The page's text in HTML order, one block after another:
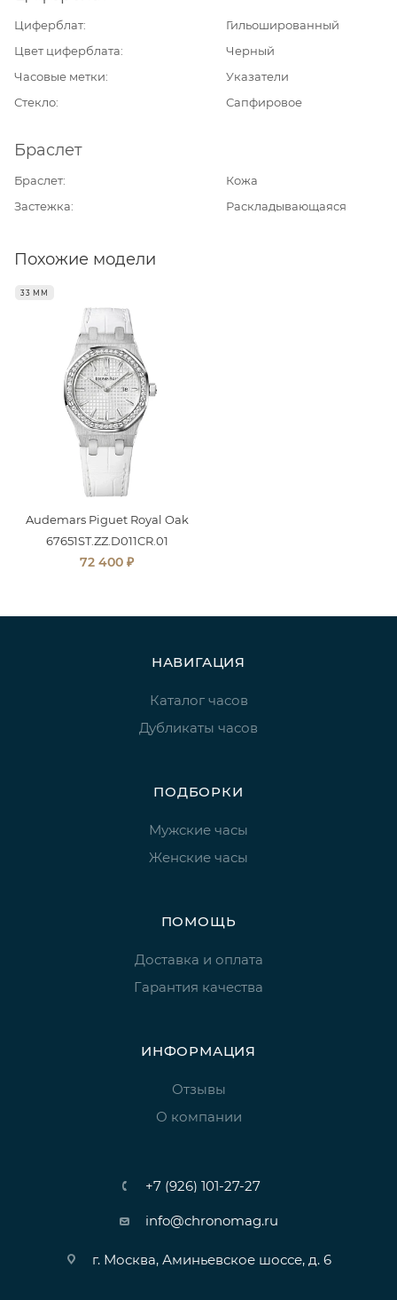
Циферблат
Гильошированный
Цвет циферблата
Черный
Часовые метки
Указатели
Стекло
Сапфировое
Браслет
Браслет
Кожа
Застежка
Раскладывающаяся
Похожие модели
33 ММ
Audemars Piguet Royal Oak
67651ST.ZZ.D011CR.01
72 400 ₽
НАВИГАЦИЯ
Каталог часов
Дубликаты часов
ПОДБОРКИ
Мужские часы
Женские часы
ПОМОЩЬ
Доставка и оплата
Гарантия качества
ИНФОРМАЦИЯ
Отзывы
О компании
+7 (926) 101-27-27
info@chronomag.ru
г. Москва, Аминьевское шоссе, д. 6